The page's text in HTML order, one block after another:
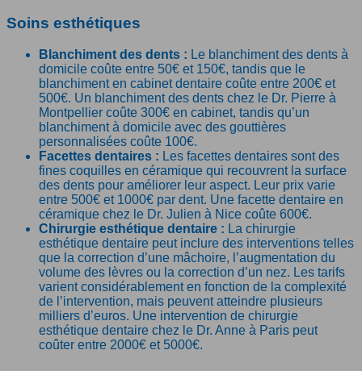
Soins esthétiques
Blanchiment des dents : Le blanchiment des dents à
domicile coûte entre 50€ et 150€, tandis que le
blanchiment en cabinet dentaire coûte entre 200€ et
500€. Un blanchiment des dents chez le Dr. Pierre à
Montpellier coûte 300€ en cabinet, tandis qu’un
blanchiment à domicile avec des gouttières
personnalisées coûte 100€.
Facettes dentaires : Les facettes dentaires sont des
fines coquilles en céramique qui recouvrent la surface
des dents pour améliorer leur aspect. Leur prix varie
entre 500€ et 1000€ par dent. Une facette dentaire en
céramique chez le Dr. Julien à Nice coûte 600€.
Chirurgie esthétique dentaire : La chirurgie
esthétique dentaire peut inclure des interventions telles
que la correction d’une mâchoire, l’augmentation du
volume des lèvres ou la correction d’un nez. Les tarifs
varient considérablement en fonction de la complexité
de l’intervention, mais peuvent atteindre plusieurs
milliers d’euros. Une intervention de chirurgie
esthétique dentaire chez le Dr. Anne à Paris peut
coûter entre 2000€ et 5000€.